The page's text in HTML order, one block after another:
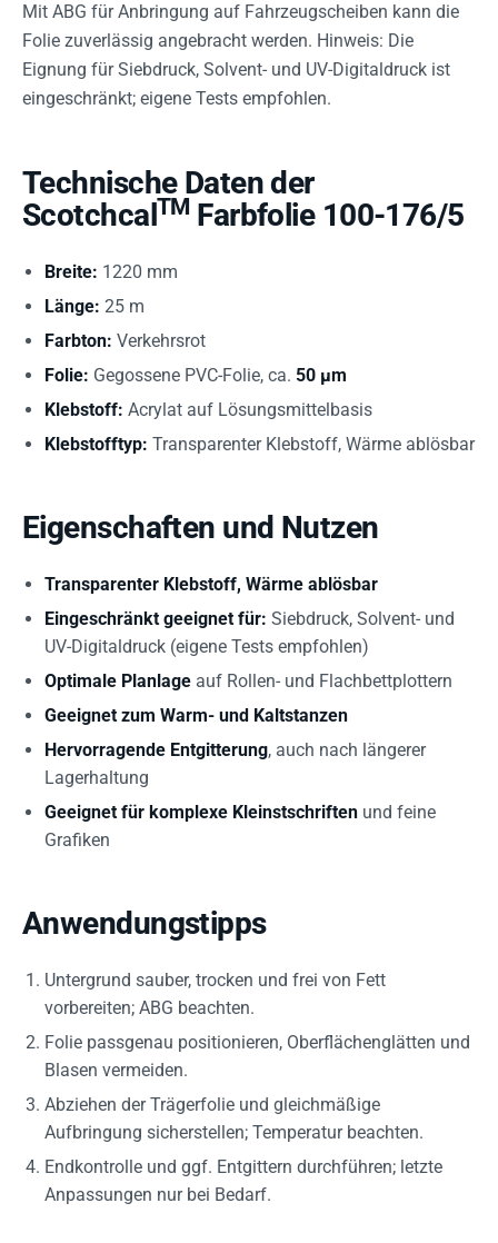
Mit ABG für Anbringung auf Fahrzeugscheiben kann die
Folie zuverlässig angebracht werden. Hinweis: Die
Eignung für Siebdruck, Solvent- und UV-Digitaldruck ist
eingeschränkt; eigene Tests empfohlen.
Technische Daten der
ScotchcalTM Farbfolie 100-176/5
Breite: 1220 mm
Länge: 25 m
Farbton: Verkehrsrot
Folie: Gegossene PVC-Folie, ca. 50 µm
Klebstoff: Acrylat auf Lösungsmittelbasis
Klebstofftyp: Transparenter Klebstoff, Wärme ablösbar
Eigenschaften und Nutzen
Transparenter Klebstoff, Wärme ablösbar
Eingeschränkt geeignet für: Siebdruck, Solvent- und
UV-Digitaldruck (eigene Tests empfohlen)
Optimale Planlage auf Rollen- und Flachbettplottern
Geeignet zum Warm- und Kaltstanzen
Hervorragende Entgitterung, auch nach längerer
Lagerhaltung
Geeignet für komplexe Kleinstschriften und feine
Grafiken
Anwendungstipps
Untergrund sauber, trocken und frei von Fett
vorbereiten; ABG beachten.
Folie passgenau positionieren, Oberflächenglätten und
Blasen vermeiden.
Abziehen der Trägerfolie und gleichmäßige
Aufbringung sicherstellen; Temperatur beachten.
Endkontrolle und ggf. Entgittern durchführen; letzte
Anpassungen nur bei Bedarf.